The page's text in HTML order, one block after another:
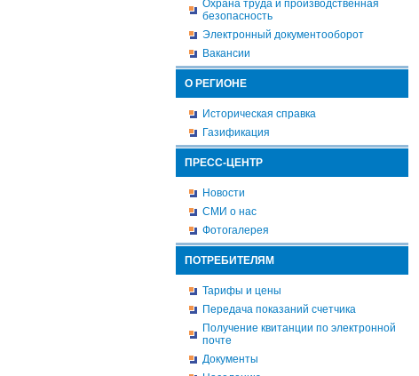
Охрана труда и производственная
безопасность
Электронный документооборот
Вакансии
О РЕГИОНЕ
Историческая справка
Газификация
ПРЕСС-ЦЕНТР
Новости
СМИ о нас
Фотогалерея
ПОТРЕБИТЕЛЯМ
Тарифы и цены
Передача показаний счетчика
Получение квитанции по электронной
почте
Документы